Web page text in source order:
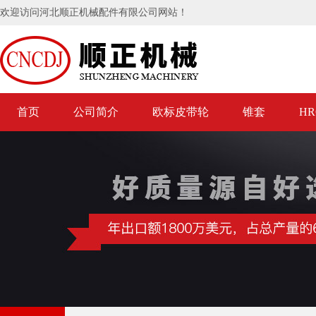
欢迎访问河北顺正机械配件有限公司网站！
首页 公司简介 欧标皮带轮 锥套